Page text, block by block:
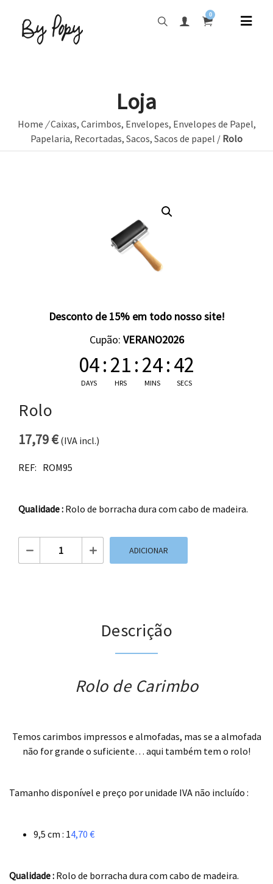
0
Loja
Home /Caixas, Carimbos, Envelopes, Envelopes de Papel,
Papelaria, Recortadas, Sacos, Sacos de papel / Rolo
Desconto de 15% em todo nosso site!
Cupão: VERANO2026
04
DAYS
:21
HRS
:24
MINS
:42
SECS
Rolo
17,79€(IVA incl.)
REF: ROM95
Qualidade : Rolo de borracha dura com cabo de madeira.
Quantidade de Rolo
ADICIONAR
Descrição
Rolo de Carimbo
Temos carimbos impressos e almofadas, mas se a almofada
não for grande o suficiente… aqui também tem o rolo!
Tamanho disponível e preço por unidade IVA não incluído :
9,5 cm : 14,70 €
Qualidade : Rolo de borracha dura com cabo de madeira.